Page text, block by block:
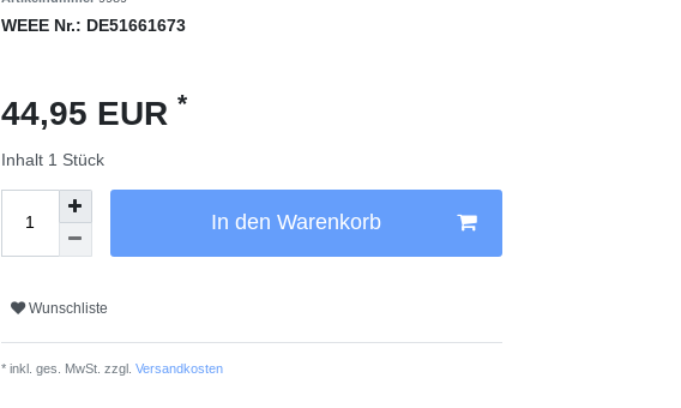
WEEE Nr.: DE51661673
44,95 EUR *
Inhalt 1 Stück
In den Warenkorb
Wunschliste
* inkl. ges. MwSt. zzgl. Versandkosten